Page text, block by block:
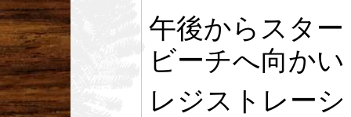
午後からスタ
ビーチへ向かい
レジストレー